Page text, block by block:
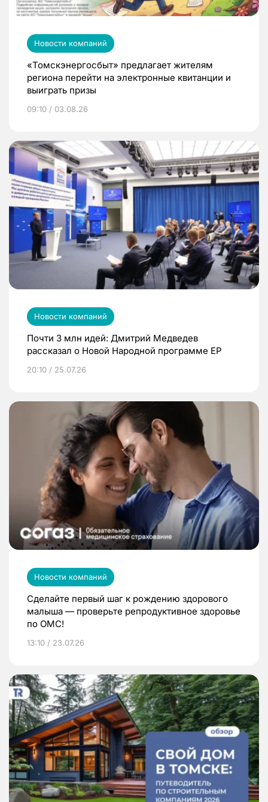
Новости компаний
«Томскэнергосбыт» предлагает жителям
региона перейти на электронные квитанции и
выиграть призы
09:10 / 03.08.26
Новости компаний
Почти 3 млн идей: Дмитрий Медведев
рассказал о Новой Народной программе ЕР
20:10 / 25.07.26
Новости компаний
Сделайте первый шаг к рождению здорового
малыша — проверьте репродуктивное здоровье
по ОМС!
13:10 / 23.07.26